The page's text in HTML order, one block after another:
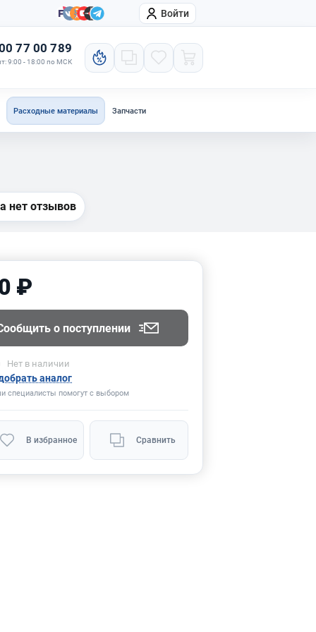
Компания Войти
77 00 789
9:00 - 18:00 по МСК
Расходные материалы Запчасти
нет отзывов
₽
о поступлении
Нет в наличии
аналог
специалисты помогут с выбором
В избранное Сравнить